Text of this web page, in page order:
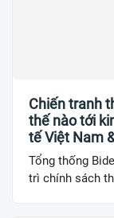
Chiến tranh
thế nào tới
tế Việt Nam
Tổng thống
trì chính sách